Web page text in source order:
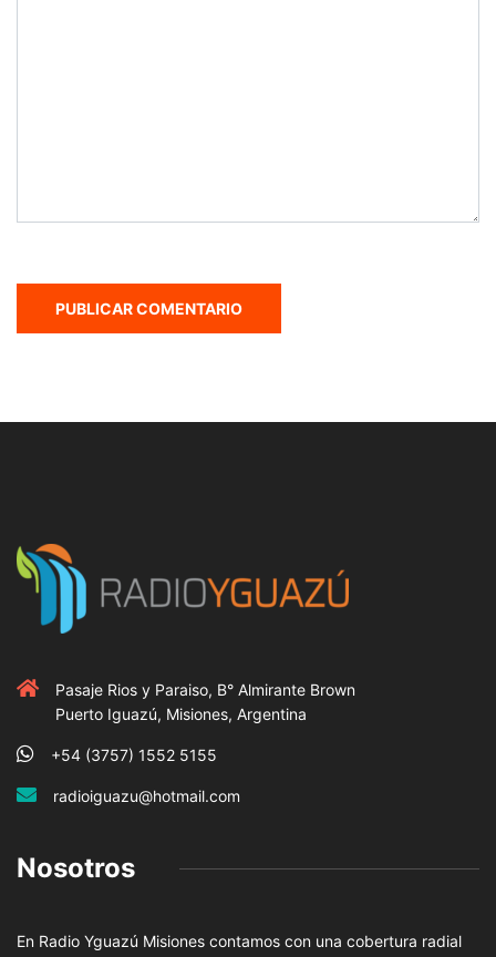
Pasaje Rios y Paraiso, B° Almirante Brown
Puerto Iguazú, Misiones, Argentina
+54 (3757) 1552 5155
radioiguazu@hotmail.com
Nosotros
En Radio Yguazú Misiones contamos con una cobertura radial